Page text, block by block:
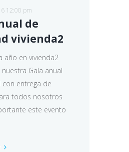
12:00 pm
de
vivienda2
año en vivienda2
Gala anual
con entrega de
todos nosotros
este evento